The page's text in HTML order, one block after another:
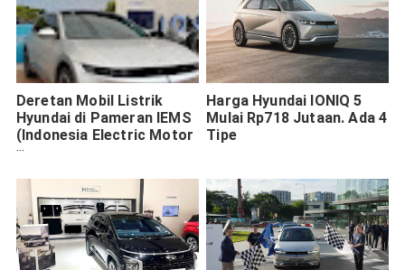
Deretan Mobil Listrik
Hyundai di Pameran IEMS
(Indonesia Electric Motor
Show) 2021
Harga Hyundai IONIQ 5
Mulai Rp718 Jutaan. Ada 4
Tipe